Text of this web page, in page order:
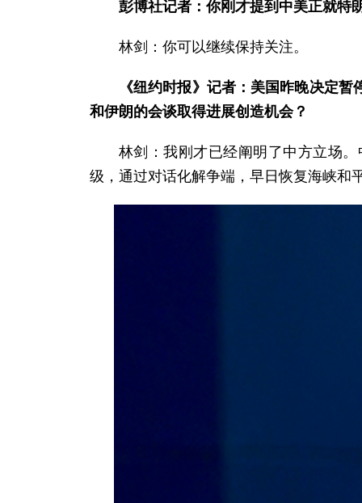
彭博社记者：你刚才提到中美正就特
林剑：你可以继续保持关注。
《纽约时报》记者：美国昨晚决定
和伊朗的会谈取得进展创造机会？
林剑：我刚才已经阐明了中方立场
级，通过对话化解争端，早日恢复海峡和